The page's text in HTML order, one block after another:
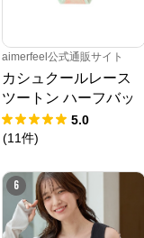
aimerfeel公式通販サイト
カシュクールレース
ツートン ハーフバッ
クショーツ5.0
(11件)
6